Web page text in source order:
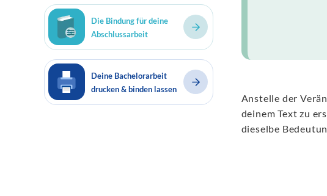
Die Bindung für deine
Abschlussarbeit
Deine Bachelorarbeit
drucken & binden lassen
Anstelle der
deinem Text zu
dieselbe